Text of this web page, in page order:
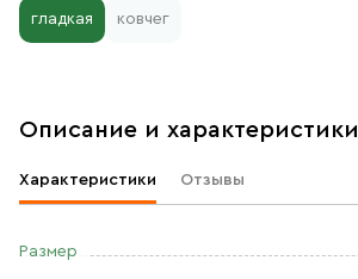
гладкая ковчег
Описание и характеристики
Характеристики Отзывы
Размер